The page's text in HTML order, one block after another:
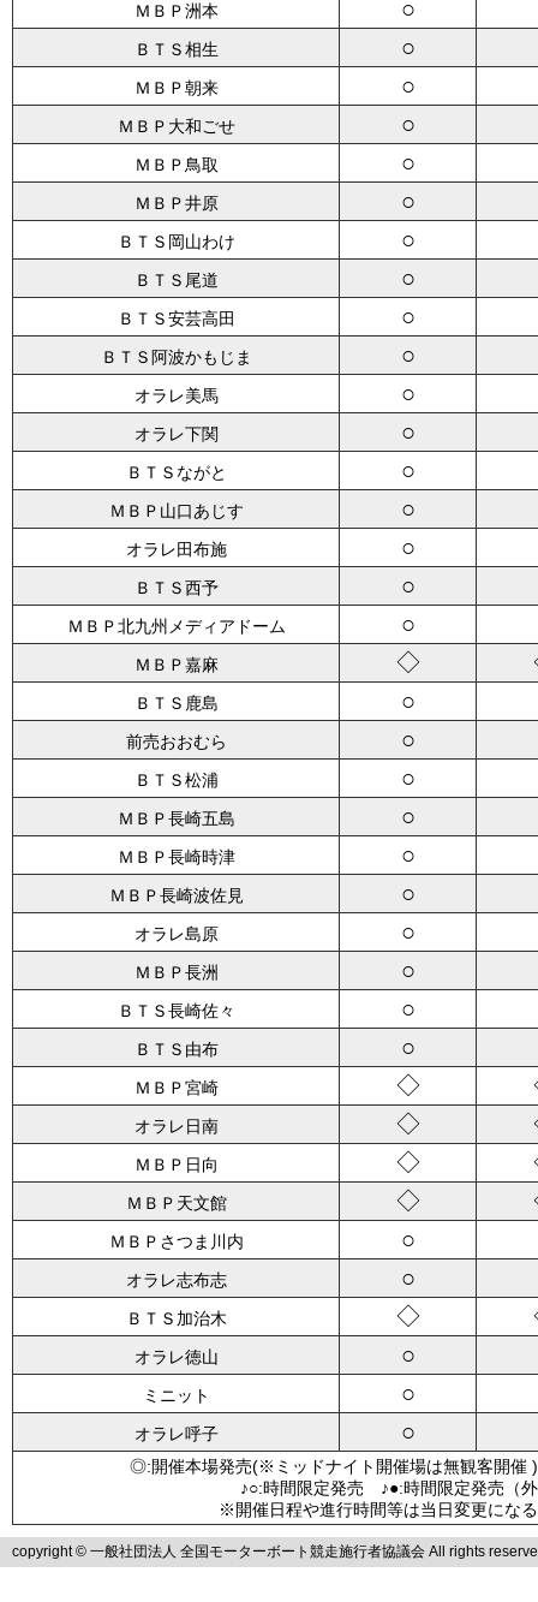
ＭＢＰ洲本 ○
ＢＴＳ相生 ○
ＭＢＰ朝来 ○
ＭＢＰ大和ごせ ○
ＭＢＰ鳥取 ○
ＭＢＰ井原 ○
ＢＴＳ岡山わけ ○
ＢＴＳ尾道 ○
ＢＴＳ安芸高田 ○
ＢＴＳ阿波かもじま ○
オラレ美馬 ○
オラレ下関 ○
ＢＴＳながと ○
ＭＢＰ山口あじす ○
オラレ田布施 ○
ＢＴＳ西予 ○
ＭＢＰ北九州メディアドーム ○
ＭＢＰ嘉麻 ◇
ＢＴＳ鹿島 ○
前売おおむら ○
ＢＴＳ松浦 ○
ＭＢＰ長崎五島 ○
ＭＢＰ長崎時津 ○
ＭＢＰ長崎波佐見 ○
オラレ島原 ○
ＭＢＰ長洲 ○
ＢＴＳ長崎佐々 ○
ＢＴＳ由布 ○
ＭＢＰ宮崎 ◇
オラレ日南 ◇
ＭＢＰ日向 ◇
ＭＢＰ天文館 ◇
ＭＢＰさつま川内 ○
オラレ志布志 ○
ＢＴＳ加治木 ◇
オラレ徳山 ○
ミニット ○
オラレ呼子 ○
◎:開催本場発売(※ミッドナイト開催場は無観客
♪○:時間限定発売 ♪●:時間限定発売
※開催日程や進行時間等は当日変更にな
copyright © 一般社団法人 全国モーターボート競走施行者協議会 All rights